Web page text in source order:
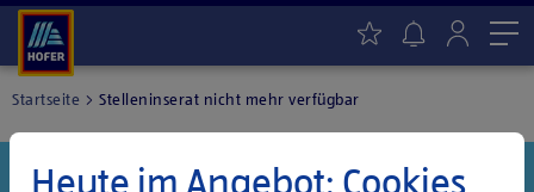
Startseite Stelleninserat nicht mehr verfügbar
Danke für dein Interesse!